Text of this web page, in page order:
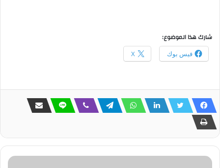
شارك هذا الموضوع:
فيس بوك X